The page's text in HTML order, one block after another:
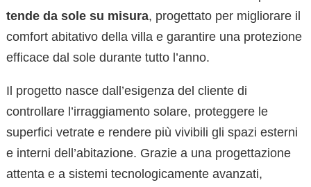
tende da sole su misura, progettato per migliorare il
comfort abitativo della villa e garantire una protezione
efficace dal sole durante tutto l’anno.
Il progetto nasce dall’esigenza del cliente di
controllare l’irraggiamento solare, proteggere le
superfici vetrate e rendere più vivibili gli spazi esterni
e interni dell’abitazione. Grazie a una progettazione
attenta e a sistemi tecnologicamente avanzati,